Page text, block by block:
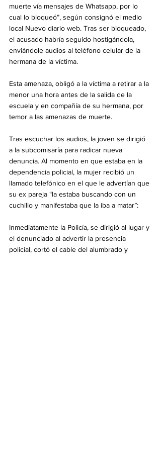
muerte vía mensajes de Whatsapp, por lo
cual lo bloqueó”, según consignó el medio
local Nuevo diario web. Tras ser bloqueado,
el acusado habría seguido hostigándola,
enviándole audios al teléfono celular de la
hermana de la víctima.
Esta amenaza, obligó a la víctima a retirar a la
menor una hora antes de la salida de la
escuela y en compañía de su hermana, por
temor a las amenazas de muerte.
Tras escuchar los audios, la joven se dirigió
a la subcomisaría para radicar nueva
denuncia. Al momento en que estaba en la
dependencia policial, la mujer recibió un
llamado telefónico en el que le advertían que
su ex pareja “la estaba buscando con un
cuchillo y manifestaba que la iba a matar”:
Inmediatamente la Policía, se dirigió al lugar y
el denunciado al advertir la presencia
policial, cortó el cable del alumbrado y